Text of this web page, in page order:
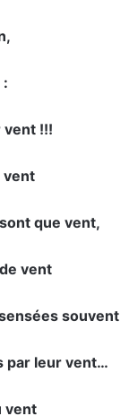
:
vent !!!
vent
que vent,
vent
souvent
par leur vent…
vent